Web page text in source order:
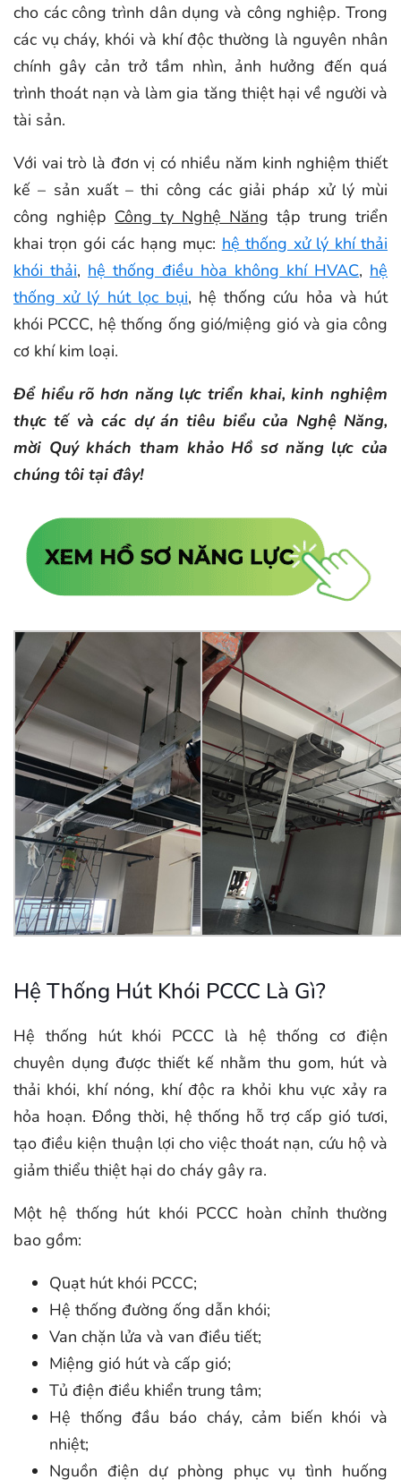
cho các công trình dân dụng và công nghiệp. Trong
các vụ cháy, khói và khí độc thường là nguyên nhân
chính gây cản trở tầm nhìn, ảnh hưởng đến quá
trình thoát nạn và làm gia tăng thiệt hại về người và
tài sản.
Với vai trò là đơn vị có nhiều năm kinh nghiệm thiết
kế – sản xuất – thi công các giải pháp xử lý mùi
công nghiệp Công ty Nghệ Năng tập trung triển
khai trọn gói các hạng mục: hệ thống xử lý khí thải
khói thải, hệ thống điều hòa không khí HVAC, hệ
thống xử lý hút lọc bụi, hệ thống cứu hỏa và hút
khói PCCC, hệ thống ống gió/miệng gió và gia công
cơ khí kim loại.
Để hiểu rõ hơn năng lực triển khai, kinh nghiệm
thực tế và các dự án tiêu biểu của Nghệ Năng,
mời Quý khách tham khảo Hồ sơ năng lực của
chúng tôi tại đây!
Hệ Thống Hút Khói PCCC Là Gì?
Hệ thống hút khói PCCC là hệ thống cơ điện
chuyên dụng được thiết kế nhằm thu gom, hút và
thải khói, khí nóng, khí độc ra khỏi khu vực xảy ra
hỏa hoạn. Đồng thời, hệ thống hỗ trợ cấp gió tươi,
tạo điều kiện thuận lợi cho việc thoát nạn, cứu hộ và
giảm thiểu thiệt hại do cháy gây ra.
Một hệ thống hút khói PCCC hoàn chỉnh thường
bao gồm:
Quạt hút khói PCCC;
Hệ thống đường ống dẫn khói;
Van chặn lửa và van điều tiết;
Miệng gió hút và cấp gió;
Tủ điện điều khiển trung tâm;
Hệ thống đầu báo cháy, cảm biến khói và
nhiệt;
Nguồn điện dự phòng phục vụ tình huống